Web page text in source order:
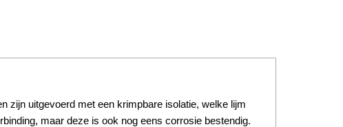
zijn uitgevoerd met een krimpbare isolatie, welke lijm
maar deze is ook nog eens corrosie bestendig.